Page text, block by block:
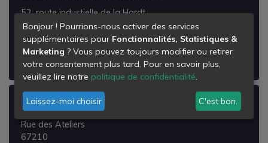
52, route industielle de la Hardt
67120
Molsheim
Voir les détails de laDéchetterie de Molsheim
Déchetterie de Obernai
Rue des Ateliers
67210
Bonjour ! Pourrions-nous activer des services
supplémentaires pour Fonctionnalités, Statistiques &
Marketing ? Vous pouvez toujours modifier ou retirer
votre consentement plus tard. Pour en savoir plus,
veuillez lire notre politique de confidentialité.
Laissez-moi choisir C'est bon.